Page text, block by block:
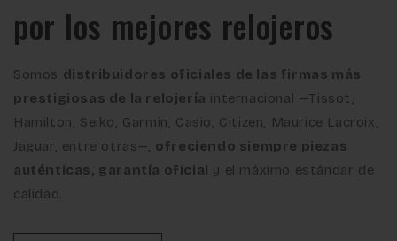
por los mejores relojeros
Somos distribuidores oficiales de las firmas más
prestigiosas de la relojería internacional —Tissot,
Hamilton, Seiko, Garmin, Casio, Citizen, Maurice Lacroix,
Jaguar, entre otras—, ofreciendo siempre piezas
auténticas, garantía oficial y el máximo estándar de
calidad.